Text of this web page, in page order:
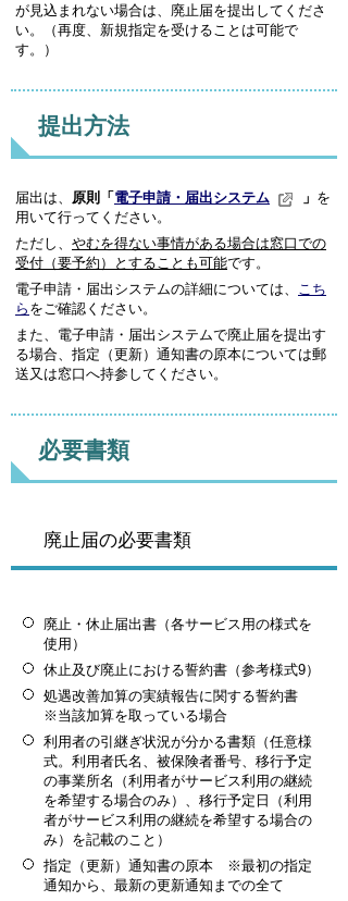
が見込まれない場合は、廃止届を提出してくださ
い。（再度、新規指定を受けることは可能で
す。）
提出方法
届出は、 原則「 電子申請・届出システム 」 を
用いて行ってください。
ただし、 やむを得ない事情がある場合は窓口での
受付（要予約）
とすることも可能です。
電子申請・届出システムの詳細については、 こち
ら をご確認ください。
また、電子申請・届出システムで廃止届を提出す
る場合、指定（更新）通知書の原本については郵
送又は窓口へ持参してください。
必要書類
廃止届の必要書類
廃止・休止届出書（各サービス用の様式を
使用）
休止及び廃止における誓約書（参考様式9）
処遇改善加算の実績報告に関する誓約書
※当該加算を取っている場合
利用者の引継ぎ状況が分かる書類（任意様
式。利用者氏名、被保険者番号、移行予定
の事業所名（利用者がサービス利用の継続
を希望する場合のみ）、移行予定日（利用
者がサービス利用の継続を希望する場合の
み）を記載のこと）
指定（更新）通知書の原本 ※最初の指定
通知から、最新の更新通知までの全て